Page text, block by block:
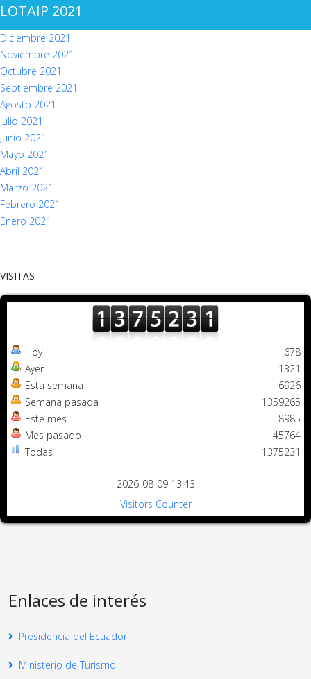
LOTAIP 2021
Diciembre 2021
Noviembre 2021
Octubre 2021
Septiembre 2021
Agosto 2021
Julio 2021
Junio 2021
Mayo 2021
Abril 2021
Marzo 2021
Febrero 2021
Enero 2021
VISITAS
Hoy
Ayer
Esta semana
Semana pasada
Este mes
Mes pasado
Todas
678
1321
6926
1359265
8985
45764
1375231
2026-08-09 13:43
Visitors Counter
Enlaces de interés
Presidencia del Ecuador
Ministerio de Turismo